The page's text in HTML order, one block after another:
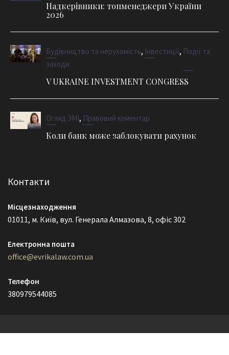
Надкерівники: топменеджери України
2026
Будівництво та нерухомість, Інвестиції, Події та
заходи
V UKRAINE INVESTMENT CONGRESS
Огляд ЗМІ, Правовий коментар
Коли банк може заблокувати рахунок
Контакти
Місцезнаходження
01011, м. Київ, вул. Генерала Алмазова, 8, офіс 302
Електронна пошта
office@evrikalaw.com.ua
Телефон
380979544085